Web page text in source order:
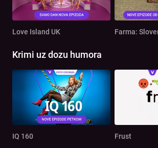
Love Island UK Farma:
Krimi uz dozu humora
IQ 160 Frust